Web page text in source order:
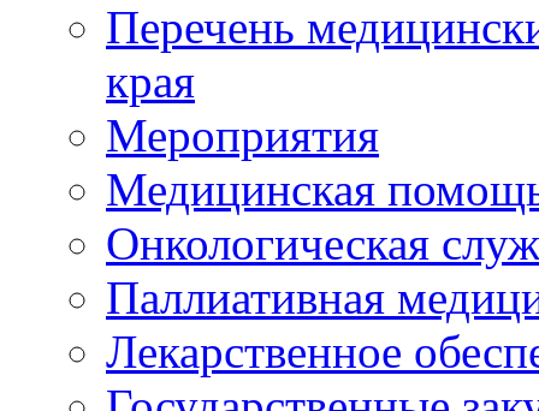
Перечень
края
Мероприятия
Медицинская
Онкологическая
Паллиативная
Лекарственное